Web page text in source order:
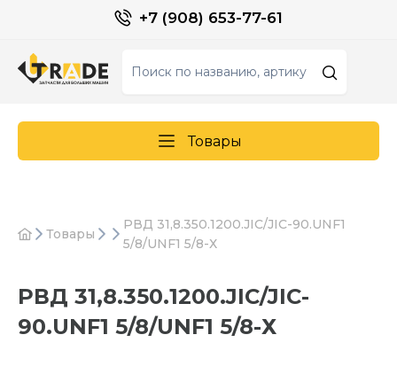
+7 (908) 653-77-61
Товары
Товары
РВД 31,8.350.1200.JIC/JIC-90.UNF1
5/8/UNF1 5/8-Х
РВД 31,8.350.1200.JIC/JIC-
90.UNF1 5/8/UNF1 5/8-Х